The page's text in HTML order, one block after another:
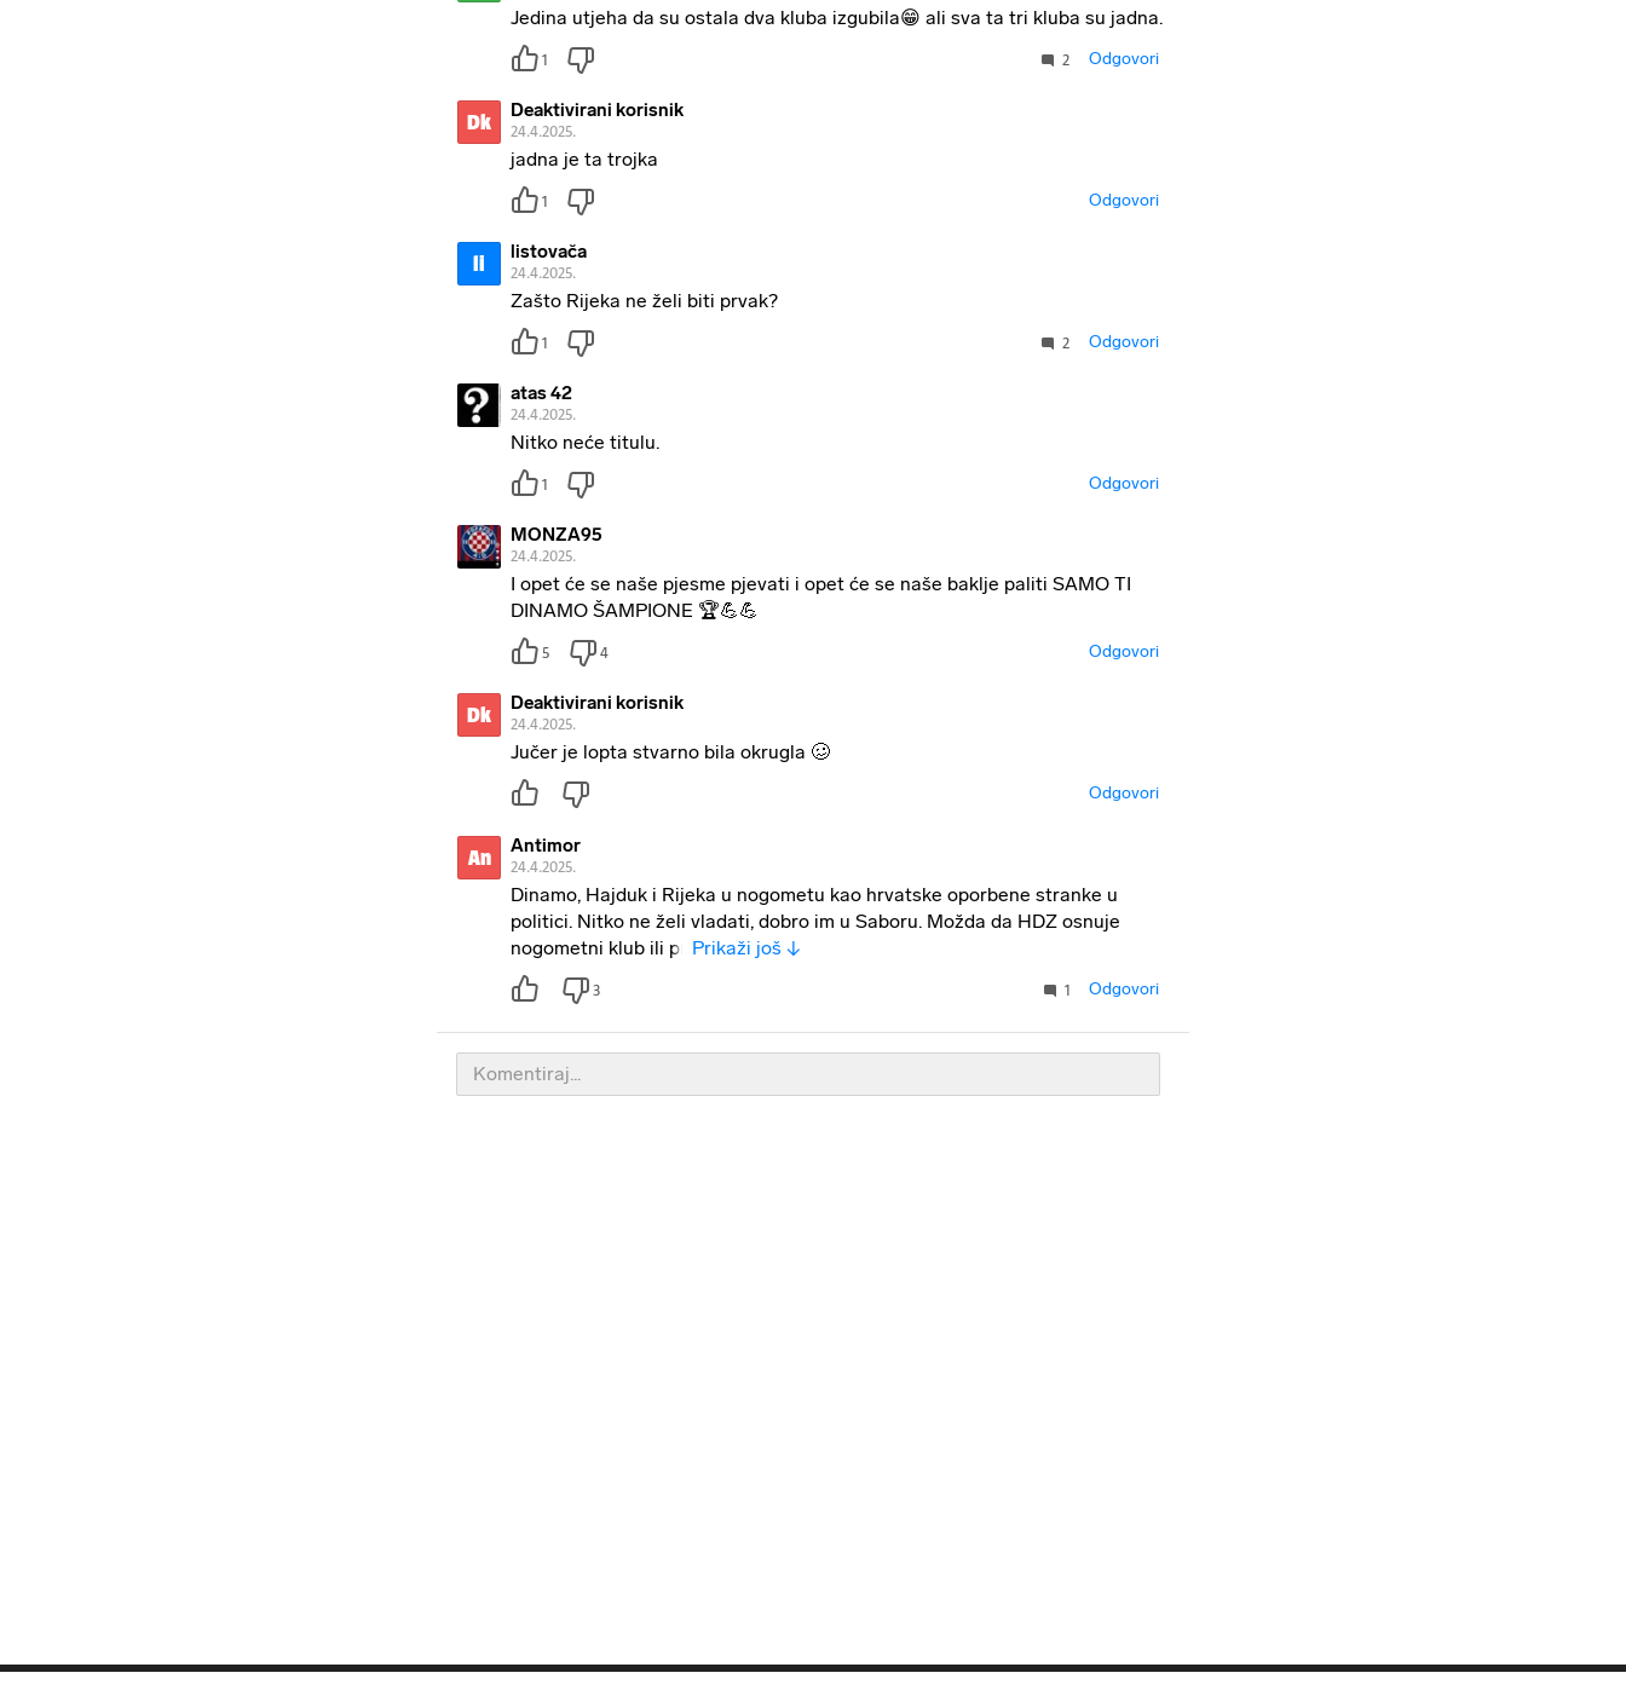
Jedina utjeha da su ostala dva kluba izgubila😁 ali sva ta tri kluba su jadna.
1 2 Odgovori
Dk Deaktivirani korisnik
24.4.2025.
jadna je ta trojka
1 Odgovori
li listovača
24.4.2025.
Zašto Rijeka ne želi biti prvak?
1 2 Odgovori
atas 42
24.4.2025.
Nitko neće titulu.
1 Odgovori
MONZA95
24.4.2025.
I opet će se naše pjesme pjevati i opet će se naše baklje paliti SAMO TI
DINAMO ŠAMPIONE 🏆💪💪
5 4 Odgovori
Dk Deaktivirani korisnik
24.4.2025.
Jučer je lopta stvarno bila okrugla 🥴
Odgovori
An Antimor
24.4.2025.
Dinamo, Hajduk i Rijeka u nogometu kao hrvatske oporbene stranke u
politici. Nitko ne želi vladati, dobro im u Saboru. Možda da HDZ osnuje
nogometni klub ili pr Prikaži još ↓
3 1 Odgovori